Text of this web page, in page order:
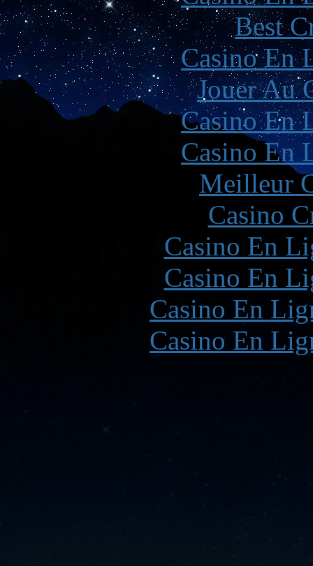
Best
Casino En
Jouer Au
Casino En
Casino En
Meilleur
Casino
Casino En
Casino En
Casino En
Casino En